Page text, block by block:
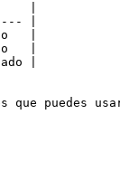
|
|
|
|
|
puedes